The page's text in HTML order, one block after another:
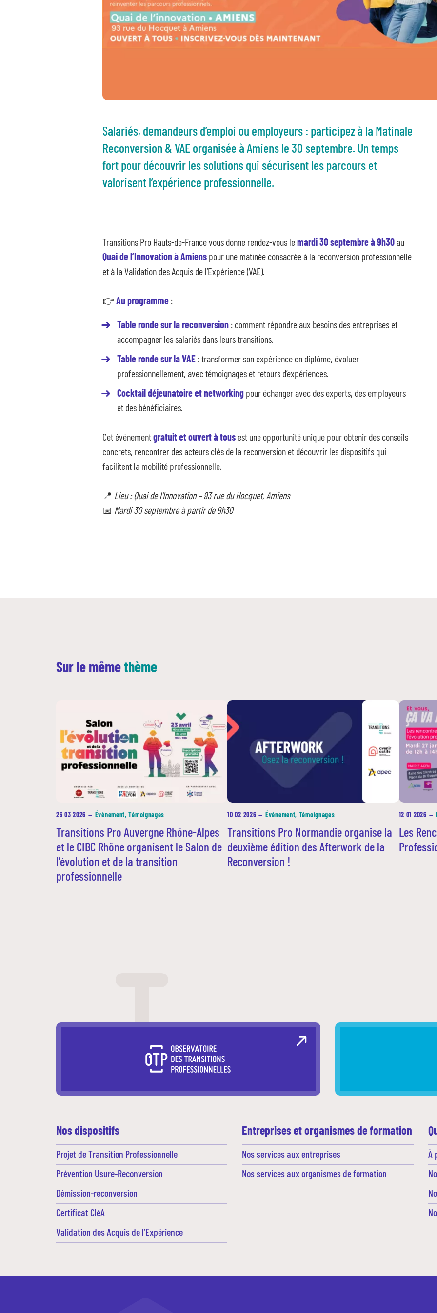
Salariés, demandeurs d’emploi ou employeurs : participez à la Matinale
Reconversion & VAE organisée à Amiens le 30 septembre. Un temps
fort pour découvrir les solutions qui sécurisent les parcours et
valorisent l’expérience professionnelle.
Transitions Pro Hauts-de-France vous donne rendez-vous lemardi 30 septembre à 9h30au
Quai de l’Innovation à Amiens pour une matinée consacrée à la reconversion professionnelle
et à la Validation des Acquis de l’Expérience (VAE).
👉Au programme :
Table ronde sur la reconversion : comment répondre aux besoins des entreprises et
accompagner les salariés dans leurs transitions.
Table ronde sur la VAE : transformer son expérience en diplôme, évoluer
professionnellement, avec témoignages et retours d’expériences.
Cocktail déjeunatoire et networking pour échanger avec des experts, des employeurs
et des bénéficiaires.
Cet événementgratuit et ouvert à tous est une opportunité unique pour obtenir des conseils
concrets, rencontrer des acteurs clés de la reconversion et découvrir les dispositifs qui
facilitent la mobilité professionnelle.
📍 Lieu : Quai de l’Innovation – 93 rue du Hocquet, Amiens
📅 Mardi 30 septembre à partir de 9h30
Sur le mêmethème
26 03 2026 — Événement, Témoignages
Transitions Pro Auvergne Rhône-Alpes
et le CIBC Rhône organisent le Salon de
l’évolution et de la transition
professionnelle
10 02 2026 — Événement, Témoignages
Transitions Pro Normandie organise la
deuxième édition des Afterwork de la
Reconversion !
12 01 2026 —
Les
Nos dispositifs
Projet de Transition Professionnelle
Prévention Usure-Reconversion
Démission-reconversion
Certificat CléA
Validation des Acquis de l’Expérience
Entreprises et organismes de formation
Nos services aux entreprises
Nos services aux organismes de formation
À